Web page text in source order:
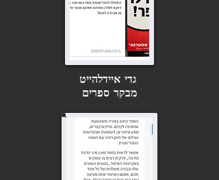
גדי איידלהייט
מבקר ספרים